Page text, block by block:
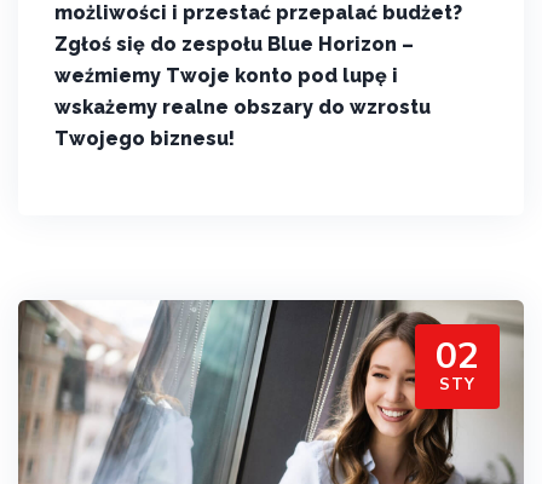
możliwości i przestać przepalać budżet?
Zgłoś się do zespołu Blue Horizon –
weźmiemy Twoje konto pod lupę i
wskażemy realne obszary do wzrostu
Twojego biznesu!
02
STY